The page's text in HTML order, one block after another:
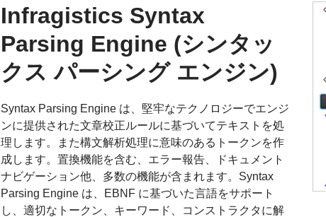
Infragistics Syntax
Parsing Engine (シンタッ
クス パーシング エンジン)
Syntax Parsing Engine は、堅牢なテクノロジーでエンジ
ンに提供された文章校正ルールに基づいてテキストを処
理します。また構文解析処理に意味のあるトークンを作
成します。置換機能を含む、エラー報告、ドキュメント
ナビゲーション他、多数の機能が含まれます。Syntax
Parsing Engine は、EBNF に基づいた言語をサポート
し、適切なトークン、キーワード、コンストラクタに解